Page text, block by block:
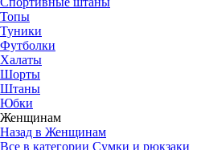
Топы
Туники
Футболки
Халаты
Шорты
Штаны
Юбки
Женщинам
Назад в Женщинам
Все в категории Сумки и рюкзаки